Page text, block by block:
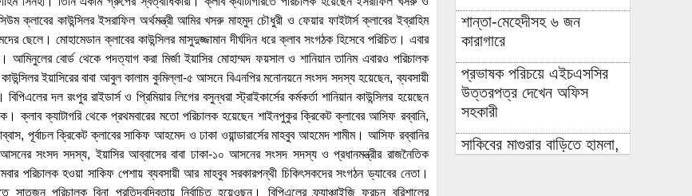
ক্লাবের কাউন্সিলর ইসরাফিল অর্থমন্ত্রী আমির খসরু মাহমুদ চৌধুরী ও ফেয়ার ফাইটার্স ক্লাবের ইব্রাহিম
ছেলে। মোহামেডান ক্লাবের কাউন্সিলর মাসুদুজ্জামান দীর্ঘদিন ধরে ক্লাব সংগঠক হিসেবে পরিচিত। এবার
আমিনুলের বোর্ড থেকে পদত্যাগ করা মির্জা ইয়াসির মোহাম্মদ ফয়সাল ও শানিয়ান তানিম এবারও পরিচালক
কাউন্সিলর ইয়াসিরের বাবা আবুল কালাম কুমিল্লা-৫ আসনে বিএনপির মনোনয়নে সংসদ সদস্য হয়েছেন, ব্যবসায়ী
দল রংপুর রাইডার্স ও প্রিমিয়ার লিগের বসুন্ধরা স্ট্রাইকার্সের কর্মকর্তা শানিয়ান কাউন্সিলর হয়েছেন
ক্লাব ক্যাটাগরি থেকে প্রথমবারের মতো পরিচালক হয়েছেন শাইনপুকুর ক্রিকেট ক্লাবের আসিফ রব্বানি,
পূর্বাচল ক্রিকেট ক্লাবের সাকিফ আহমেদ ও ঢাকা ওয়ান্ডারার্সের মাহবুব আহমেদ শামীম। আসিফ রব্বানির
সংসদ সদস্য, ইয়াসির আব্বাসের বাবা ঢাকা-১০ আসনের সংসদ সদস্য ও প্রধানমন্ত্রীর রাজনৈতিক
পরিচালক হওয়া সাকিফ পেশায় ব্যবসায়ী আর মাহবুব সরকারপন্থী চিকিৎসকদের সংগঠন ড্যাবের নেতা।
সাতজন পরিচালক বিনা প্রতিদ্বন্দ্বিতায় নির্বাচিত হয়েওছন। বিপিএলের ফ্র্যাঞ্চাইজি ফরচুন বরিশালের
শান্তা-মেহেদীসহ ৬ জন
কারাগারে
প্রভাষক পরিচয়ে এইচএসসির
উত্তরপত্র দেখেন অফিস
সহকারী
সাকিবের মাগুরার বাড়িতে হামলা,